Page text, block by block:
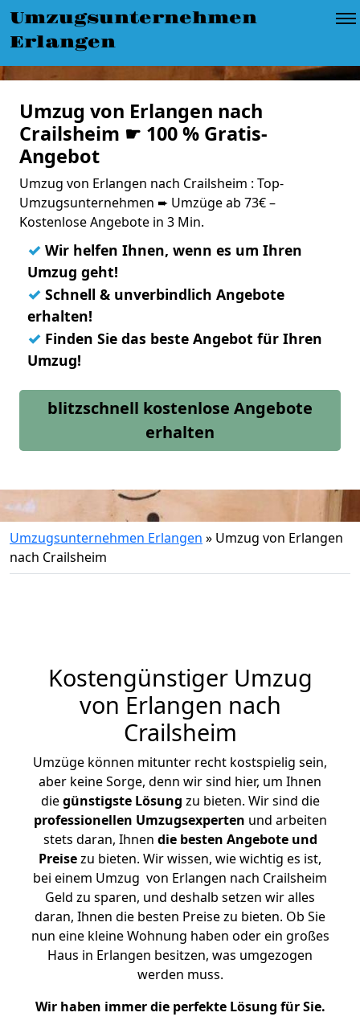
Umzugsunternehmen
Erlangen
Umzug von Erlangen nach
Crailsheim ☛ 100 % Gratis-
Angebot
Umzug von Erlangen nach Crailsheim : Top-
Umzugsunternehmen ➨ Umzüge ab 73€ –
Kostenlose Angebote in 3 Min.
✓ Wir helfen Ihnen, wenn es um Ihren
Umzug geht!
✓ Schnell & unverbindlich Angebote
erhalten!
✓ Finden Sie das beste Angebot für Ihren
Umzug!
blitzschnell kostenlose Angebote
erhalten
Umzugsunternehmen Erlangen » Umzug von Erlangen
nach Crailsheim
Kostengünstiger Umzug
von Erlangen nach
Crailsheim
Umzüge können mitunter recht kostspielig sein,
aber keine Sorge, denn wir sind hier, um Ihnen
diegünstigste Lösung zu bieten. Wir sind die
professionellen Umzugsexperten und arbeiten
stets daran, Ihnen die besten Angebote und
Preisezu bieten. Wir wissen, wie wichtig es ist,
bei einem Umzug von Erlangen nach Crailsheim
Geld zu sparen, und deshalb setzen wir alles
daran, Ihnen die besten Preise zu bieten. Ob Sie
nun eine kleine Wohnung haben oder ein großes
Haus in Erlangen besitzen, was umgezogen
werden muss.
Wir haben immer die perfekte Lösung für Sie.